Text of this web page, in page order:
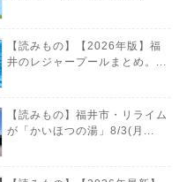
【読みもの】【2026年版】福
井のレジャープールまとめ。...
【読みもの】福井市・リライム
が「かいほつの湯」8/3(月...